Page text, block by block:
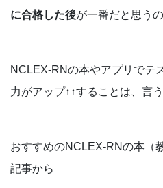
に合格した後が一番だと思うの
NCLEX-RNの本やアプリでテ
力がアップ↑↑することは、言
おすすめのNCLEX-RNの本（
記事から